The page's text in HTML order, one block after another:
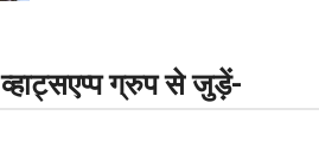
व्हाट्सएप्प ग्रुप से जुड़ें-